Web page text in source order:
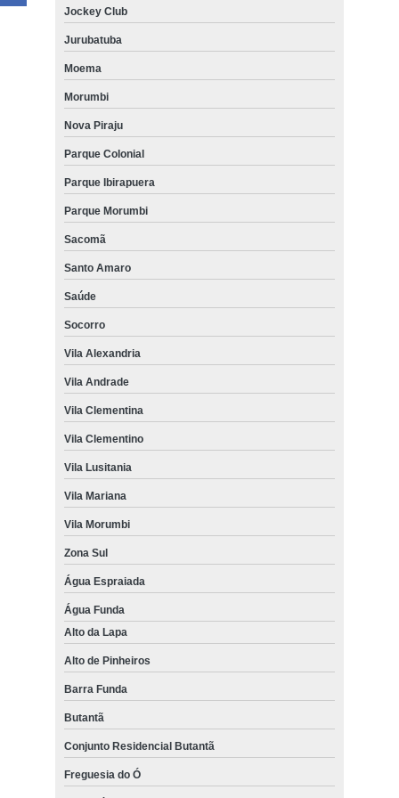
Jockey Club
Jurubatuba
Moema
Morumbi
Nova Piraju
Parque Colonial
Parque Ibirapuera
Parque Morumbi
Sacomã
Santo Amaro
Saúde
Socorro
Vila Alexandria
Vila Andrade
Vila Clementina
Vila Clementino
Vila Lusitania
Vila Mariana
Vila Morumbi
Zona Sul
Água Espraiada
Água Funda
Alto da Lapa
Alto de Pinheiros
Barra Funda
Butantã
Conjunto Residencial Butantã
Freguesia do Ó